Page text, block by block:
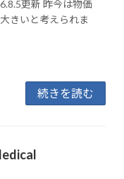
更新 昨今は物価
きいと考えられま
続きを読む